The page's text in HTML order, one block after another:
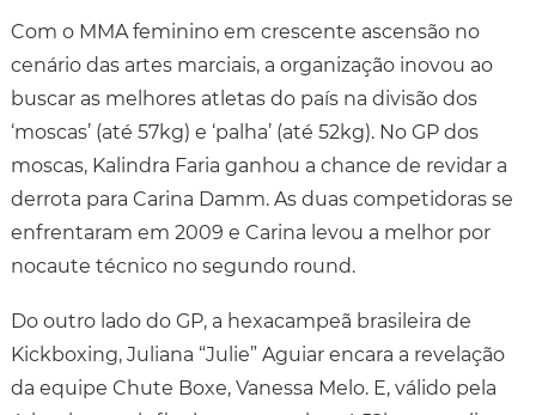
Com o MMA feminino em crescente ascensão no
cenário das artes marciais, a organização inovou ao
buscar as melhores atletas do país na divisão dos
‘moscas’ (até 57kg) e ‘palha’ (até 52kg). No GP dos
moscas, Kalindra Faria ganhou a chance de revidar a
derrota para Carina Damm. As duas competidoras se
enfrentaram em 2009 e Carina levou a melhor por
nocaute técnico no segundo round.
Do outro lado do GP, a hexacampeã brasileira de
Kickboxing, Juliana “Julie” Aguiar encara a revelação
da equipe Chute Boxe, Vanessa Melo. E, válido pela